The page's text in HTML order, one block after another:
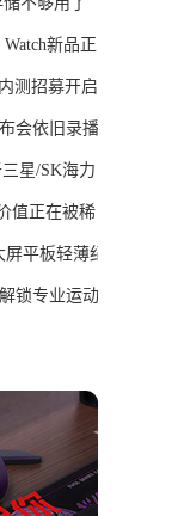
新品正
测招募开启
会依旧录播
星/SK海力
值正在被稀
平板轻薄纪
锁专业运动